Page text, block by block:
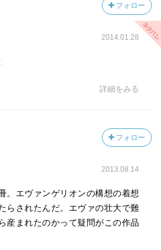
フォロー
2014.01.28
詳細をみる
フォロー
2013.08.14
。エヴァンゲリオンの構想の着想
らされたんだ。エヴァの壮大で難
産まれたのかって疑問がこの作品